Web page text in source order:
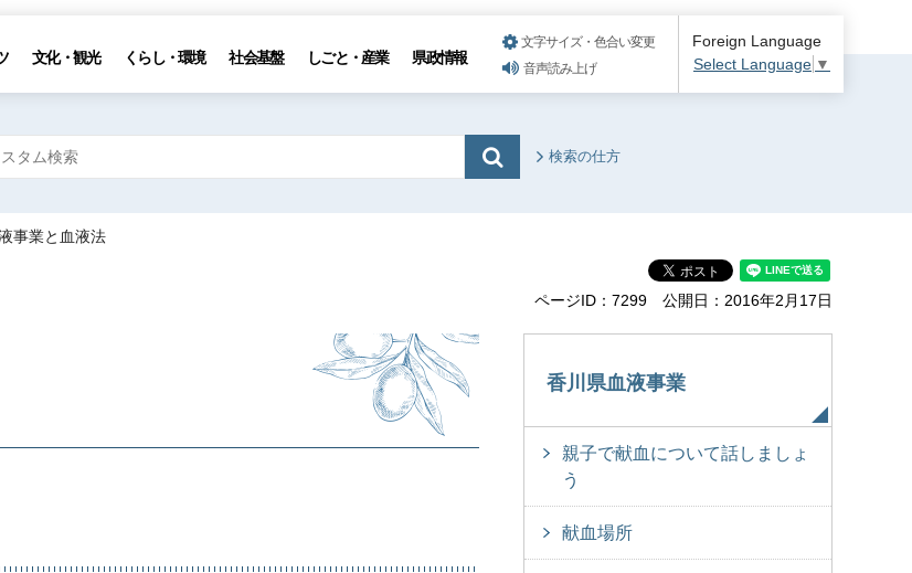
文化・観光 くらし・環境 社会基盤 しごと・産業 県政情報
文字サイズ・色合い変更
音声読み上げ
Foreign Language
Select Language ▼
検索の仕方
事業と血液法
ページID：7299 公開日：2016年2月17日
香川県血液事業
親子で献血について話しましょ
う
献血場所